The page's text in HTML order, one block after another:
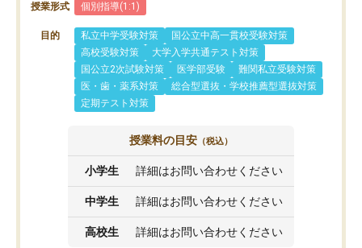
授業形式 個別指導(1:1)
目的 私立中学受験対策
国公立中高一貫校受験対策
高校受験対策
大学入学共通テスト対策
国公立2次試験対策
医学部受験
難関私立受験対策
医・歯・薬系対策
総合型選抜・学校推薦型選抜対策
定期テスト対策
授業料の目安 （税込）
小学生 詳細はお問い合わせください
中学生 詳細はお問い合わせください
高校生 詳細はお問い合わせください